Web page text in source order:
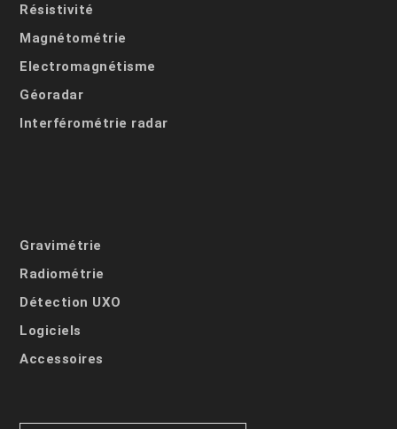
Résistivité
Magnétométrie
Electromagnétisme
Géoradar
Interférométrie radar
Gravimétrie
Radiométrie
Détection UXO
Logiciels
Accessoires